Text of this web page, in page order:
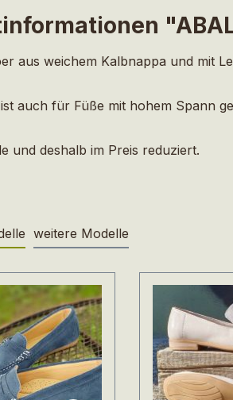
aus weichem Kalbnappa und mit
auch für Füße mit hohem Spann
und deshalb im Preis reduziert.
weitere Modelle